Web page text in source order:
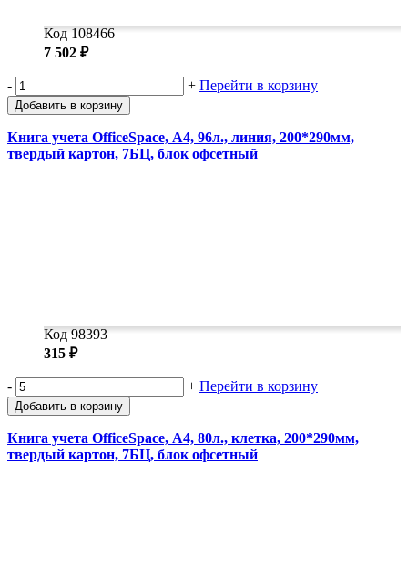
Код 108466
7 502 ₽
- + Перейти в корзину
Добавить в корзину
Книга учета OfficeSpace, А4, 96л., линия, 200*290мм,
твердый картон, 7БЦ, блок офсетный
Код 98393
315 ₽
- + Перейти в корзину
Добавить в корзину
Книга учета OfficeSpace, А4, 80л., клетка, 200*290мм,
твердый картон, 7БЦ, блок офсетный